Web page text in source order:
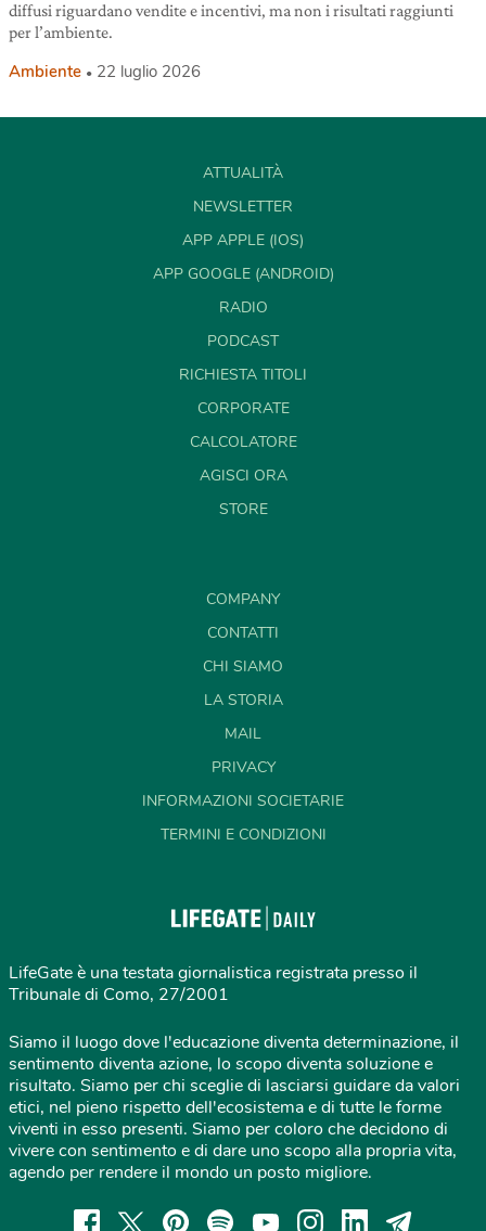
diffusi riguardano vendite e incentivi, ma non i risultati raggiunti
per l’ambiente.
Ambiente 22 luglio 2026
ATTUALITÀ
NEWSLETTER
APP APPLE (IOS)
APP GOOGLE (ANDROID)
RADIO
PODCAST
RICHIESTA TITOLI
CORPORATE
CALCOLATORE
AGISCI ORA
STORE
COMPANY
CONTATTI
CHI SIAMO
LA STORIA
MAIL
PRIVACY
INFORMAZIONI SOCIETARIE
TERMINI E CONDIZIONI
LifeGate è una testata giornalistica registrata presso il
Tribunale di Como, 27/2001
Siamo il luogo dove l'educazione diventa determinazione, il
sentimento diventa azione, lo scopo diventa soluzione e
risultato. Siamo per chi sceglie di lasciarsi guidare da valori
etici, nel pieno rispetto dell'ecosistema e di tutte le forme
viventi in esso presenti. Siamo per coloro che decidono di
vivere con sentimento e di dare uno scopo alla propria vita,
agendo per rendere il mondo un posto migliore.